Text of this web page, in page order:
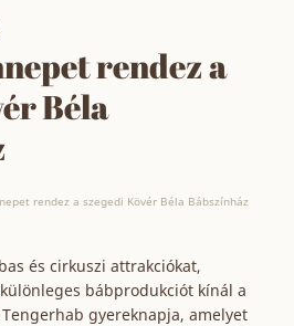
rendez a
Béla
rendez a szegedi Kövér Béla Bábszínház
és cirkuszi attrakciókat,
bábprodukciót kínál a
gyereknapja, amelyet